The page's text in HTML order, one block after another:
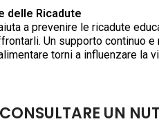
delle Ricadute
a prevenire le ricadute
Un supporto continuo
torni a influenzare la
UN